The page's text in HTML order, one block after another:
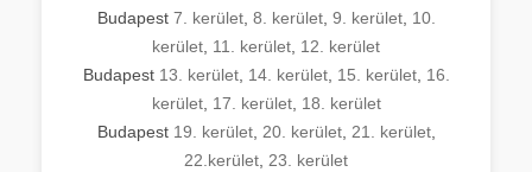
Budapest 7. kerület, 8. kerület, 9. kerület, 10.
kerület 11. kerület 12. kerület
Budapest 13. kerület, 14. kerület, 15. kerület, 16.
kerület, 17. kerület, 18. kerület
Budapest 19. kerület, 20. kerület, 21. kerület,
22.kerület 23. kerület